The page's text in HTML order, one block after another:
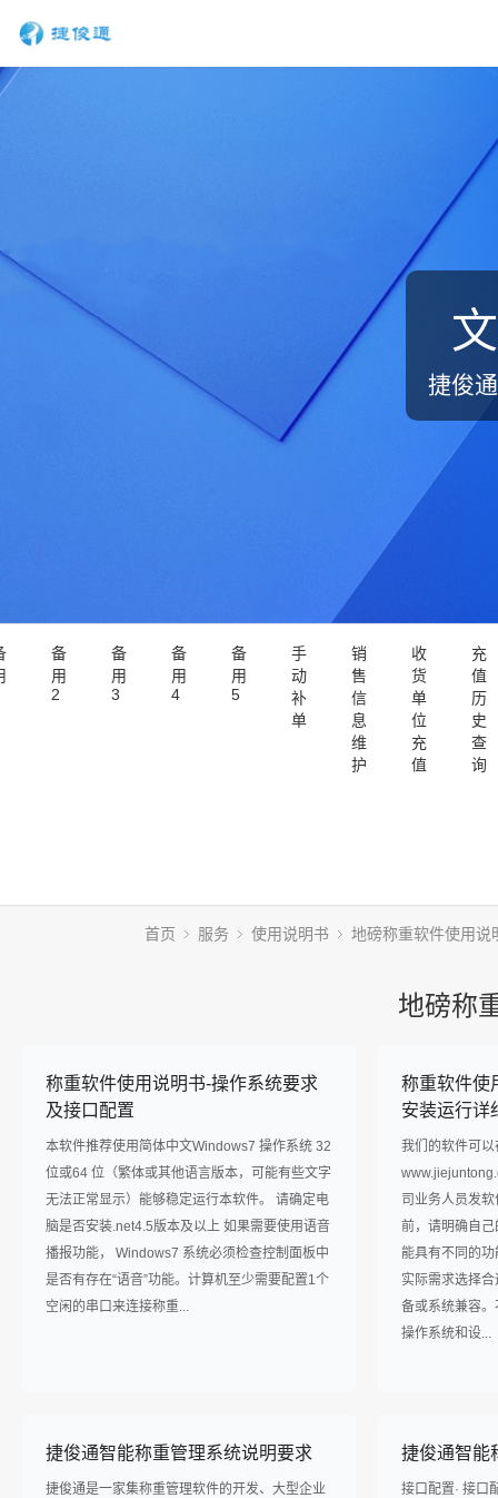
捷俊
备
用
2
备
用
3
备
用
4
备
用
5
手
动
补
单
销
售
信
息
维
护
收
货
单
位
充
值
充
值
历
史
查
询
首页 服务 使用说明书 地磅称重软件使用说
地磅称
称重软件使用说明书-操作系统要求
及接口配置
本软件推荐使用简体中文Windows7 操作系统 32
位或64 位（繁体或其他语言版本，可能有些文字
无法正常显示）能够稳定运行本软件。 请确定电
脑是否安装.net4.5版本及以上 如果需要使用语音
播报功能， Windows7 系统必须检查控制面板中
是否有存在“语音”功能。计算机至少需要配置1个
空闲的串口来连接称重...
称重软件使
安装运行详
我们的软件可
司业务人员发
前，请明确自
能具有不同的
实际需求选择
备或系统兼容
操作系统和设...
捷俊通智能称重管理系统说明要求
捷俊通是一家集称重管理软件的开发、大型企业
捷俊通智能
接口配置· 接口